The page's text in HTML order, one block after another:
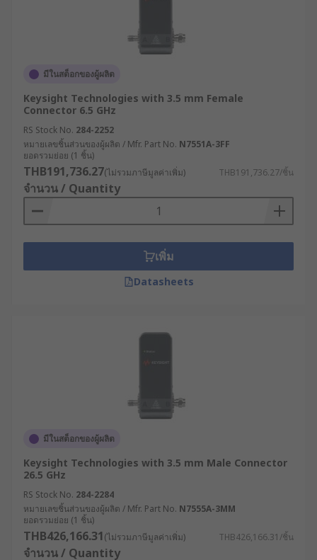
มีในสต็อกของผู้ผลิต
Keysight Technologies with 3.5 mm Female
Connector 6.5 GHz
RS Stock No. 284-2252
หมายเลขชิ้นส่วนของผู้ผลิต / Mfr. Part No. N7551A-3FF
ยอดรวมย่อย (1 ชิ้น)
THB191,736.27(ไม่รวมภาษีมูลค่าเพิ่ม) THB191,736.27/ชิ้น
จำนวน / Quantity
เพิ่ม
Datasheets
มีในสต็อกของผู้ผลิต
Keysight Technologies with 3.5 mm Male Connector
26.5 GHz
RS Stock No. 284-2284
หมายเลขชิ้นส่วนของผู้ผลิต / Mfr. Part No. N7555A-3MM
ยอดรวมย่อย (1 ชิ้น)
THB426,166.31(ไม่รวมภาษีมูลค่าเพิ่ม) THB426,166.31/ชิ้น
จำนวน / Quantity